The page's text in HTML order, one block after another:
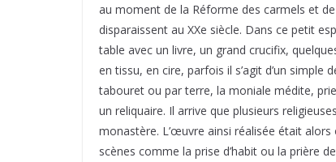
au moment de la Réforme des carmels et
disparaissent au XXe siècle. Dans ce petit
table avec un livre, un grand crucifix,
en tissu, en cire, parfois il s’agit d’un
tabouret ou par terre, la moniale médite,
un reliquaire. Il arrive que plusieurs
monastère. L’œuvre ainsi réalisée était alors
scènes comme la prise d’habit ou la prière